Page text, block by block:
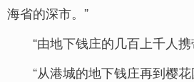
海省的深市。”
“由地下钱庄的几百上千人
“从港城的地下钱庄再到樱